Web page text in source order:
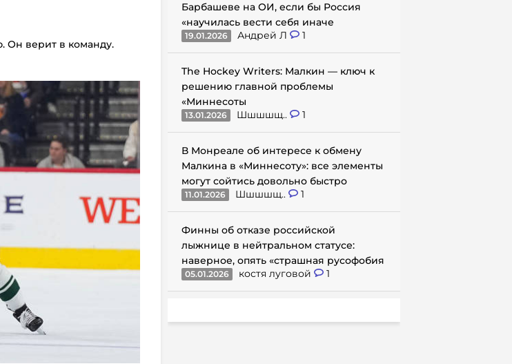
Он верит в команду.
Барбашеве на ОИ, если бы Россия
«научилась вести себя иначе
19.01.2026 Андрей Л 1
The Hockey Writers: Малкин — ключ к
решению главной проблемы
«Миннесоты
13.01.2026 Шшшшщ.. 1
В Монреале об интересе к обмену
Малкина в «Миннесоту»: все элементы
могут сойтись довольно быстро
11.01.2026 Шшшшщ.. 1
Финны об отказе российской
лыжнице в нейтральном статусе:
наверное, опять «страшная русофобия
05.01.2026 костя луговой 1